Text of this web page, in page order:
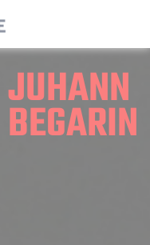
JUHANN
BEGARIN